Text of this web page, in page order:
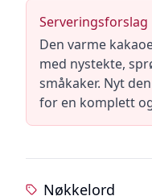
Serveringsforslag
Den varme
med nystekte,
småkaker. Nyt
for en komplett
Nøkkelord